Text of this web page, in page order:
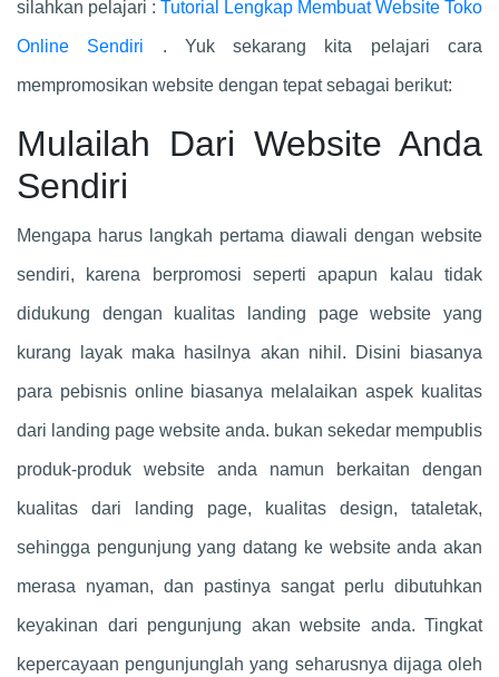
silahkan pelajari : Tutorial Lengkap Membuat Website Toko
Online Sendiri . Yuk sekarang kita pelajari cara
mempromosikan website dengan tepat sebagai berikut:
Mulailah Dari Website Anda
Sendiri
Mengapa harus langkah pertama diawali dengan website
sendiri, karena berpromosi seperti apapun kalau tidak
didukung dengan kualitas landing page website yang
kurang layak maka hasilnya akan nihil. Disini biasanya
para pebisnis online biasanya melalaikan aspek kualitas
dari landing page website anda. bukan sekedar mempublis
produk-produk website anda namun berkaitan dengan
kualitas dari landing page, kualitas design, tataletak,
sehingga pengunjung yang datang ke website anda akan
merasa nyaman, dan pastinya sangat perlu dibutuhkan
keyakinan dari pengunjung akan website anda. Tingkat
kepercayaan pengunjunglah yang seharusnya dijaga oleh